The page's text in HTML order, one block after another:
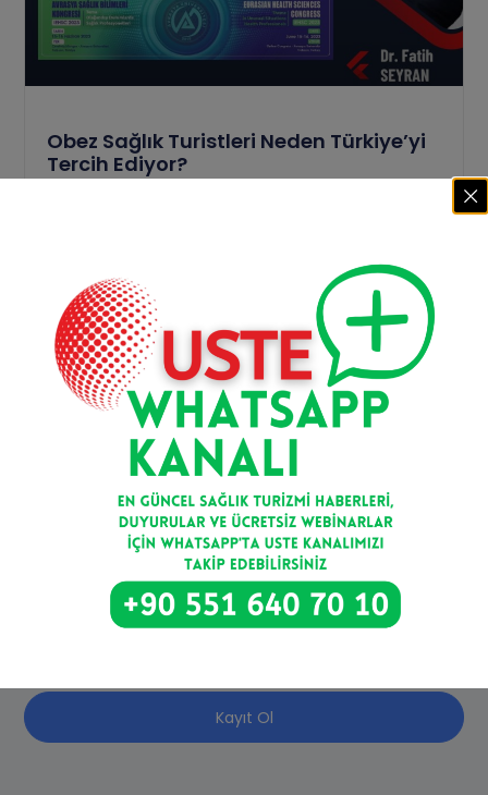
Obez Sağlık Turistleri Neden Türkiye’yi
Tercih Ediyor?
Devamını Oku >
Mail bültenimize kaydolun
Kayıt Ol